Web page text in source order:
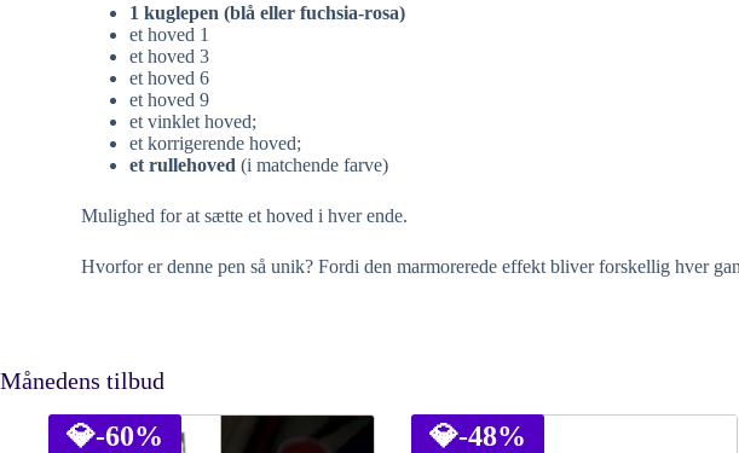
1 kuglepen (blå eller fuchsia-rosa)
et hoved 1
et hoved 3
et hoved 6
et hoved 9
et vinklet hoved;
et korrigerende hoved;
et rullehoved (i matchende farve)
Mulighed for at sætte et hoved i hver ende.
Hvorfor er denne pen så unik? Fordi den marmorerede effekt bliver forskellig hver
Månedens tilbud
💎-60% 💎-48%